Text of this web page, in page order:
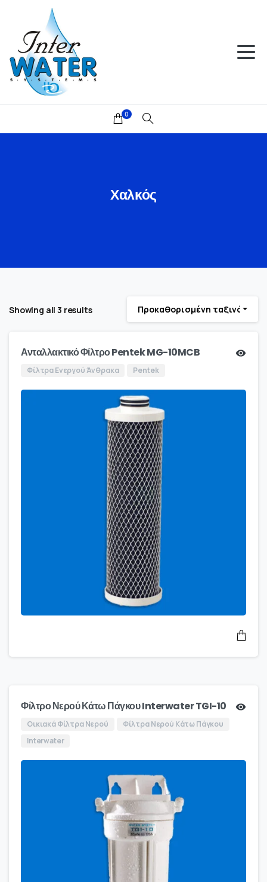
0
Χαλκός
Showing all 3 results Προκαθορισμένη ταξινόμηση
Ανταλλακτικό Φίλτρο Pentek MG-10MCB
Φίλτρα Ενεργού Άνθρακα Pentek
Φίλτρο Νερού Κάτω Πάγκου Interwater TGI-10
Οικιακά Φίλτρα Νερού
Φίλτρα Νερού Κάτω Πάγκου
Interwater